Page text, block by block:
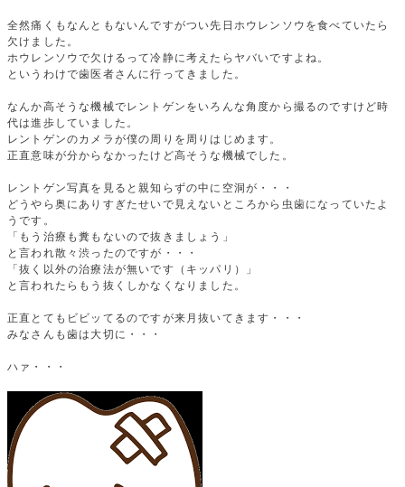
全然痛くもなんともないんですがつい先日ホウレンソウを食べていたら
欠けました。
ホウレンソウで欠けるって冷静に考えたらヤバいですよね。
というわけで歯医者さんに行ってきました。
なんか高そうな機械でレントゲンをいろんな角度から撮るのですけど時
代は進歩していました。
レントゲンのカメラが僕の周りを周りはじめます。
正直意味が分からなかったけど高そうな機械でした。
レントゲン写真を見ると親知らずの中に空洞が・・・
どうやら奥にありすぎたせいで見えないところから虫歯になっていたよ
うです。
「もう治療も糞もないので抜きましょう」
と言われ散々渋ったのですが・・・
「抜く以外の治療法が無いです（キッパリ）」
と言われたらもう抜くしかなくなりました。
正直とてもビビッてるのですが来月抜いてきます・・・
みなさんも歯は大切に・・・
ハァ・・・